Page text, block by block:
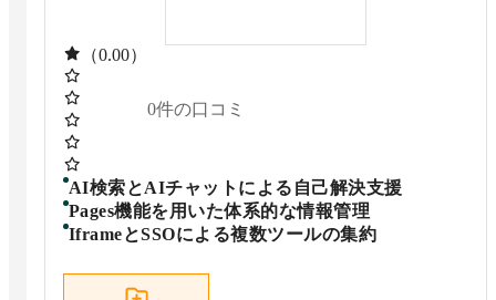
（0.00）
0件の口コミ
AI検索とAIチャットによる自己解決支援
Pages機能を用いた体系的な情報管理
IframeとSSOによる複数ツールの集約